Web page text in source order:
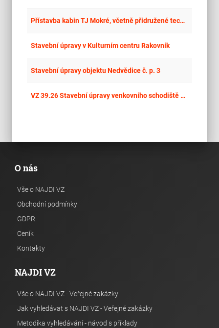
Přístavba kabin TJ Mokré, včetně přidružené technické
Stavební úpravy v Kulturním centru Rakovník
Stavební úpravy objektu Nedvědice č. p. 3
VZ 39.26 Stavební úpravy venkovního schodiště a zateplení fasády kina Luna
O nás
Vše o NAJDI VZ
Obchodní podmínky
GDPR
Ceník
Kontakty
NAJDI VZ
Vše o NAJDI VZ - Veřejné zakázky
Jak vyhledávat s NAJDI VZ - Veřejné zakázky
Metodika vyhledávání - návod s příklady